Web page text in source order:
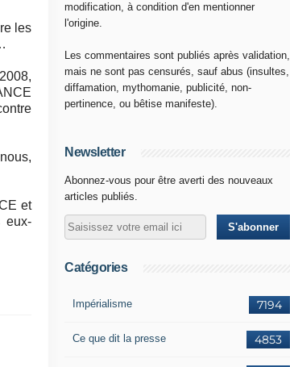
les
et
eux-
modification, à condition d'en mentionner
l'origine.
Les commentaires sont publiés après validation,
mais ne sont pas censurés, sauf abus (insultes,
diffamation, mythomanie, publicité, non-
pertinence, ou bêtise manifeste).
Newsletter
Abonnez-vous pour être averti des nouveaux
articles publiés.
Catégories
7194
Impérialisme
4853
Ce que dit la presse